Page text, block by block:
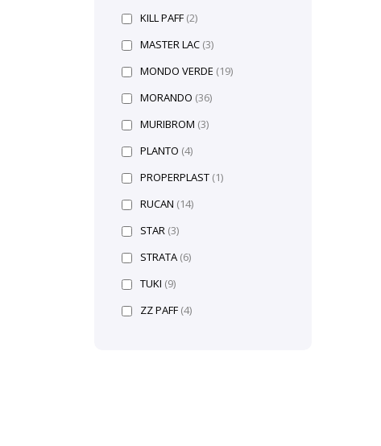
KILL PAFF (2)
MASTER LAC (3)
MONDO VERDE (19)
MORANDO (36)
MURIBROM (3)
PLANTO (4)
PROPERPLAST (1)
RUCAN (14)
STAR (3)
STRATA (6)
TUKI (9)
ZZ PAFF (4)